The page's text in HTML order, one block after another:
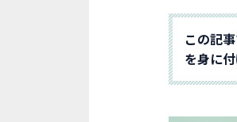
この記
を身に